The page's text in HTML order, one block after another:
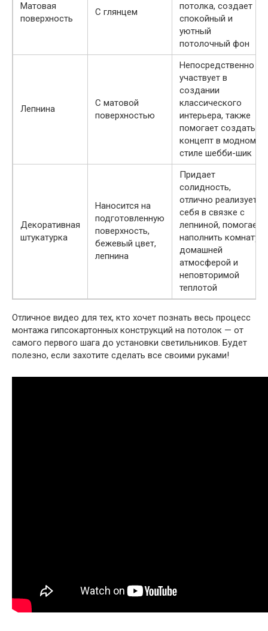
Матовая
поверхность
С глянцем
потолка, создает
спокойный и
уютный
потолочный фон
Лепнина
С матовой
поверхностью
Непосредственно
участвует в
создании
классического
интерьера, также
помогает создать
концепт в модном
стиле шебби-шик
Декоративная
штукатурка
Наносится на
подготовленную
поверхность,
бежевый цвет,
лепнина
Придает
солидность,
отлично реализует
себя в связке с
лепниной, помогает
наполнить комнату
домашней
атмосферой и
неповторимой
теплотой
Отличное видео для тех, кто хочет познать весь процесс
монтажа гипсокартонных конструкций на потолок — от
самого первого шага до установки светильников. Будет
полезно, если захотите сделать все своими руками!